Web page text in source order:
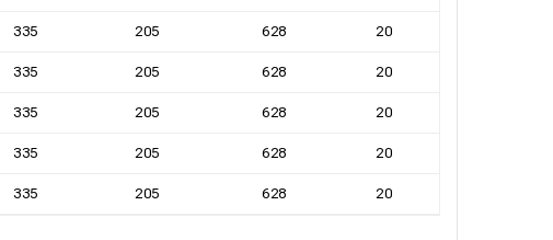
335 205 628 20
335 205 628 20
335 205 628 20
335 205 628 20
335 205 628 20